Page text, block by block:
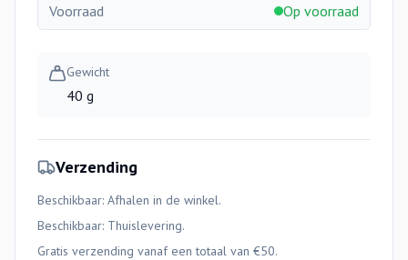
Voorraad Op voorraad
Gewicht
40 g
Verzending
Beschikbaar: Afhalen in de winkel.
Beschikbaar: Thuislevering.
Gratis verzending vanaf een totaal van €50.